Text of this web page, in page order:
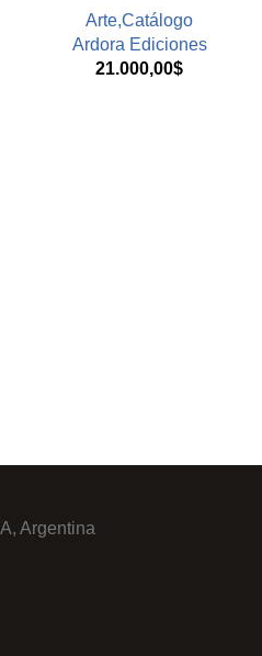
Arte,Catálogo
Ardora Ediciones
21.000,00$
Argentina